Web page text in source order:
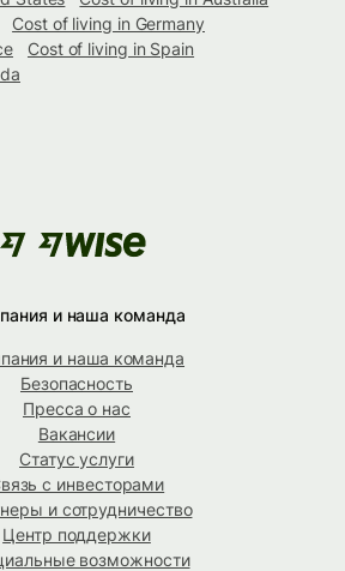
Cost of living in Germany
Cost of living in Spain
и наша команда
и наша команда
Безопасность
Пресса о нас
Вакансии
Статус услуги
с инвесторами
и сотрудничество
Центр поддержки
возможности